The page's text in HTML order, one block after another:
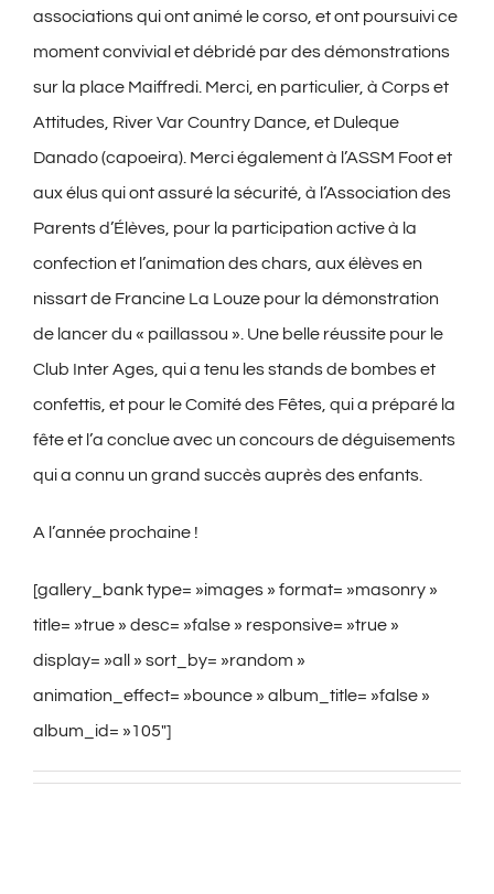
associations qui ont animé le corso, et ont poursuivi ce
moment convivial et débridé par des démonstrations
sur la place Maiffredi. Merci, en particulier, à Corps et
Attitudes, River Var Country Dance, et Duleque
Danado (capoeira). Merci également à l’ASSM Foot et
aux élus qui ont assuré la sécurité, à l’Association des
Parents d’Élèves, pour la participation active à la
confection et l’animation des chars, aux élèves en
nissart de Francine La Louze pour la démonstration
de lancer du « paillassou ». Une belle réussite pour le
Club Inter Ages, qui a tenu les stands de bombes et
confettis, et pour le Comité des Fêtes, qui a préparé la
fête et l’a conclue avec un concours de déguisements
qui a connu un grand succès auprès des enfants.
A l’année prochaine !
[gallery_bank type= »images » format= »masonry »
title= »true » desc= »false » responsive= »true »
display= »all » sort_by= »random »
animation_effect= »bounce » album_title= »false »
album_id= »105″]